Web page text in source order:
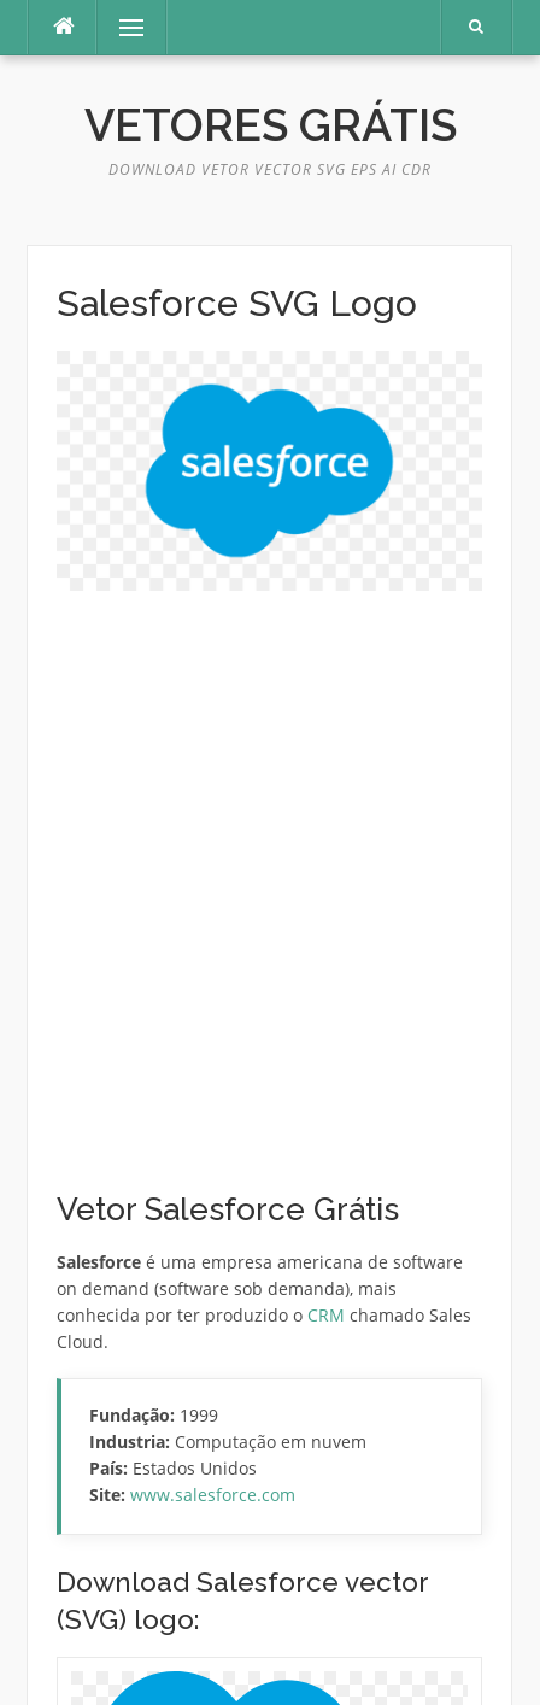
o
Menu
VETORES GRÁTIS
DOWNLOAD VETOR VECTOR SVG EPS AI CDR
Salesforce SVG Logo
Vetor Salesforce Grátis
Salesforceé uma empresa americana de software
on demand (software sob demanda), mais
conhecida por ter produzido o CRM chamado Sales
Cloud.
Fundação: 1999
Industria: Computação em nuvem
País: Estados Unidos
Site: www.salesforce.com
Download Salesforce vector
(SVG) logo: